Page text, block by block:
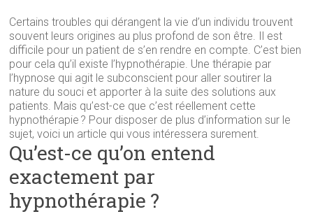
Certains troubles qui dérangent la vie d’un individu trouvent
souvent leurs origines au plus profond de son être. Il est
difficile pour un patient de s’en rendre en compte. C’est bien
pour cela qu’il existe l’hypnothérapie. Une thérapie par
l’hypnose qui agit le subconscient pour aller soutirer la
nature du souci et apporter à la suite des solutions aux
patients. Mais qu’est-ce que c’est réellement cette
hypnothérapie ? Pour disposer de plus d’information sur le
sujet, voici un article qui vous intéressera surement.
Qu’est-ce qu’on entend
exactement par
hypnothérapie ?